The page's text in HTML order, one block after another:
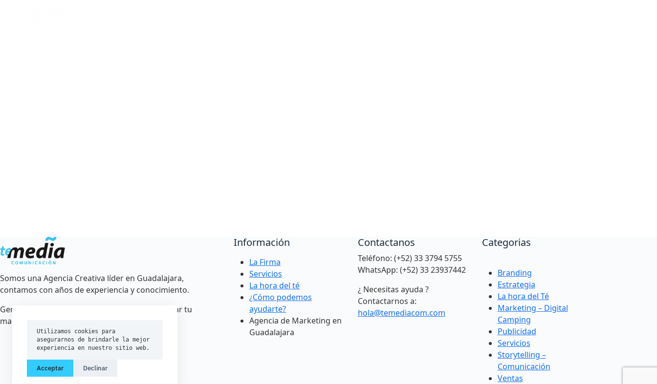
Utilizamos cookies para
asegurarnos de brindarle la mejor
experiencia en nuestro sitio web.
Acceptar Declinar
Somos una Agencia Creativa líder en Guadalajara,
contamos con años de experiencia y conocimiento.
Generamos estrategias creativas para posicionar tu
marca.
Información
La Firma
Servicios
La hora del té
¿Cómo podemos
ayudarte?
Agencia de Marketing en
Guadalajara
Contactanos
Teléfono: (+52) 33 3794 5755
WhatsApp: (+52) 33 23937442
¿ Necesitas ayuda ?
Contactarnos a:
hola@temediacom.com
Categorias
Branding
Estrategia
La hora del Té
Marketing – Digital
Camping
Publicidad
Servicios
Storytelling –
Comunicación
Ventas